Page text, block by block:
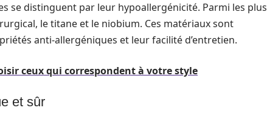
se distinguent par leur hypoallergénicité. Parmi les plus
le titane et le niobium. Ces matériaux sont
anti-allergéniques et leur facilité d’entretien.
ceux qui correspondent à votre style
et sûr